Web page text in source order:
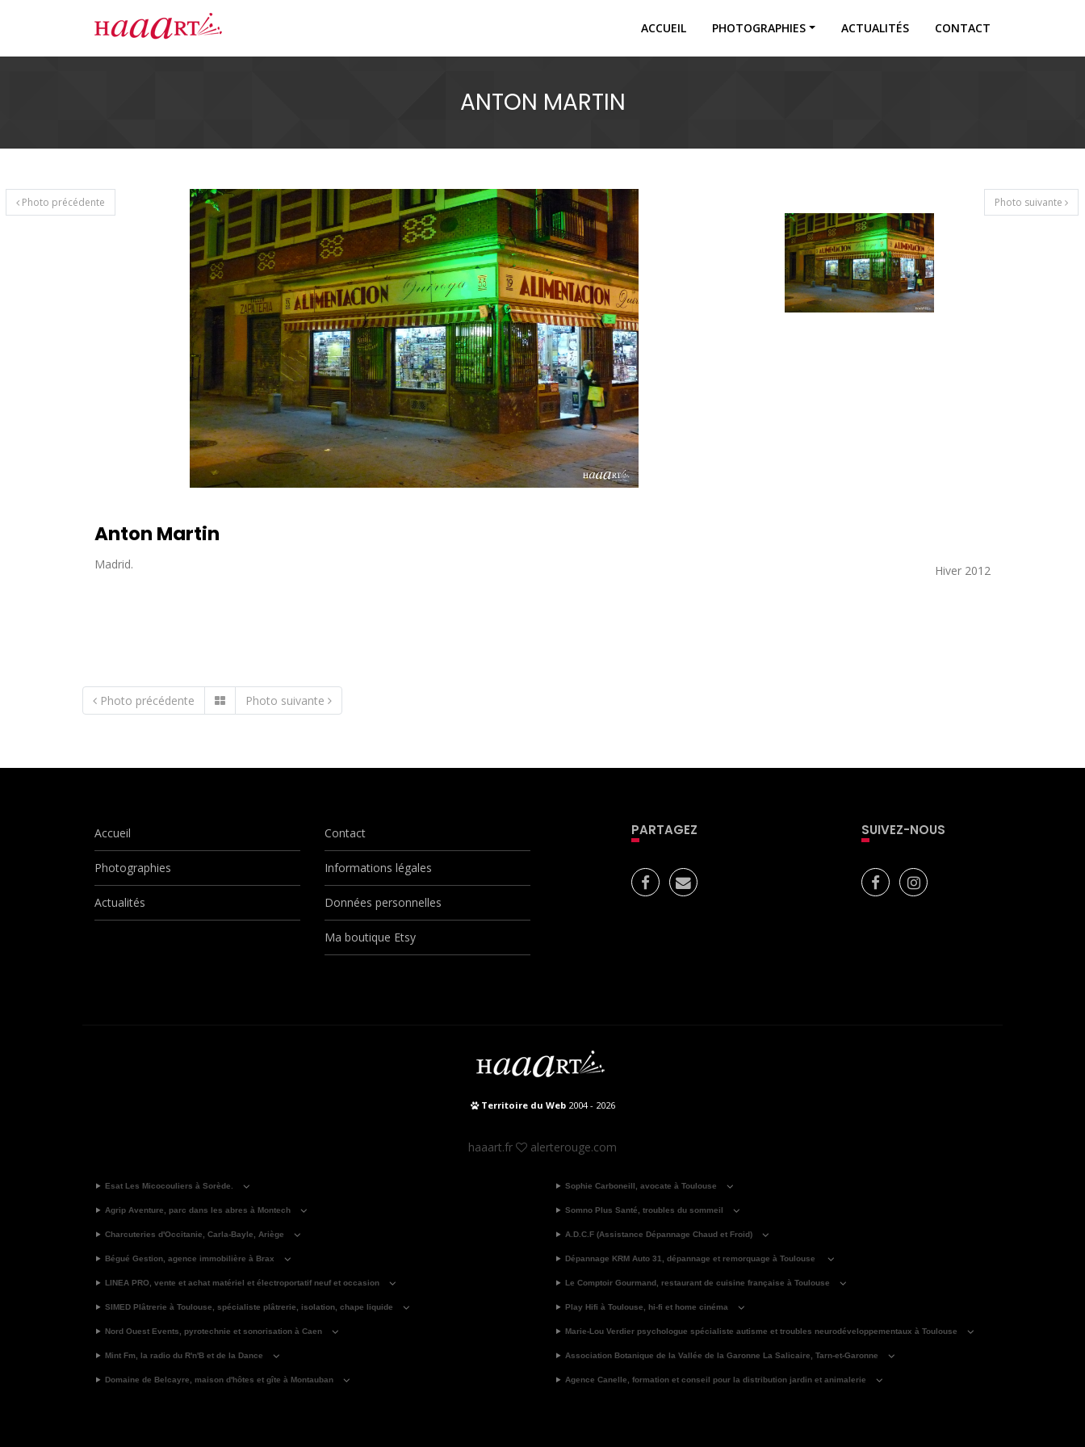
ACCUEIL PHOTOGRAPHIES ACTUALITÉS CONTACT
ANTON MARTIN
Photo précédente Photo suivante
Anton Martin
Madrid. Hiver 2012
Photo précédente Photo suivante
Accueil
Photographies
Actualités
Contact
Informations légales
Données personnelles
Ma boutique Etsy
PARTAGEZ SUIVEZ-NOUS
Territoire du Web2004 - 2026
haaart.fr alerterouge.com
Esat Les Micocouliers à Sorède.
Agrip Aventure, parc dans les abres à Montech
Charcuteries d'Occitanie, Carla-Bayle, Ariège
Bégué Gestion, agence immobilière à Brax
LINEA PRO, vente et achat matériel et électroportatif neuf et occasion
SIMED Plâtrerie à Toulouse, spécialiste plâtrerie, isolation, chape liquide
Nord Ouest Events, pyrotechnie et sonorisation à Caen
Mint Fm, la radio du R'n'B et de la Dance
Domaine de Belcayre, maison d'hôtes et gîte à Montauban
Sophie Carboneill, avocate à Toulouse
Somno Plus Santé, troubles du sommeil
A.D.C.F (Assistance Dépannage Chaud et Froid)
Dépannage KRM Auto 31, dépannage et remorquage à Toulouse
Le Comptoir Gourmand, restaurant de cuisine française à Toulouse
Play Hifi à Toulouse, hi-fi et home cinéma
Marie-Lou Verdier psychologue spécialiste autisme et troubles neurodéveloppementaux à Toulouse
Association Botanique de la Vallée de la Garonne La Salicaire, Tarn-et-Garonne
Agence Canelle, formation et conseil pour la distribution jardin et animalerie